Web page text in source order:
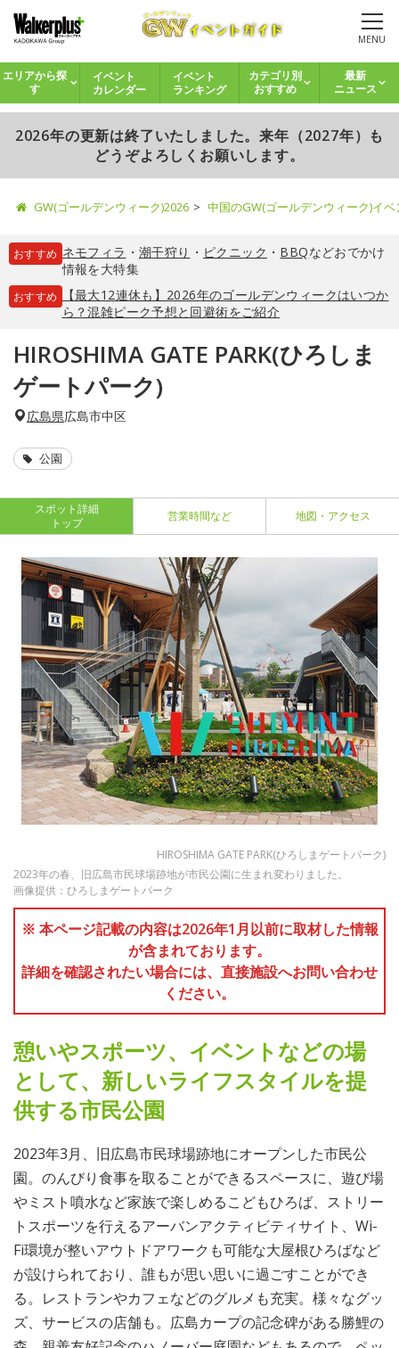
MENU
エリアから探
す
イベント
カレンダー
イベント
ランキング
カテゴリ別
おすすめ
最新
ニュース
2026年の更新は終了いたしました。来年（2027年）も
どうぞよろしくお願いします。
GW(ゴールデンウィーク)2026 中国のGW(ゴールデンウィーク)イ
おすすめ ネモフィラ ・ 潮干狩り ・ ピクニック ・ BBQなどおでかけ
情報を大特集
おすすめ
【最大12連休も】2026年のゴールデンウィークはいつか
ら？混雑ピーク予想と回避術をご紹介
HIROSHIMA GATE PARK(ひろしま
ゲートパーク)
広島県広島市中区
公園
スポット詳細
トップ
営業時間など 地図・アクセス
HIROSHIMA GATE PARK(ひろしまゲートパーク)
2023年の春、旧広島市民球場跡地が市民公園に生まれ変わりました。
画像提供：ひろしまゲートパーク
※ 本ページ記載の内容は2026年1月以前に取材した情報
が含まれております。
詳細を確認されたい場合には、直接施設へお問い合わせ
ください。
憩いやスポーツ、イベントなどの場
として、新しいライフスタイルを提
供する市民公園
2023年3月、旧広島市民球場跡地にオープンした市民公
園。のんびり食事を取ることができるスペースに、遊び場
やミスト噴水など家族で楽しめるこどもひろば、ストリー
トスポーツを行えるアーバンアクティビティサイト、Wi-
Fi環境が整いアウトドアワークも可能な大屋根ひろばなど
が設けられており、誰もが思い思いに過ごすことができ
る。レストランやカフェなどのグルメも充実。様々なグッ
ズ、サービスの店舗も。広島カープの記念碑がある勝鯉の